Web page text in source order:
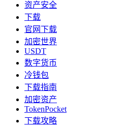
资产安全
下载
官网下载
加密世界
USDT
数字货币
冷钱包
下载指南
加密资产
TokenPocket
下载攻略